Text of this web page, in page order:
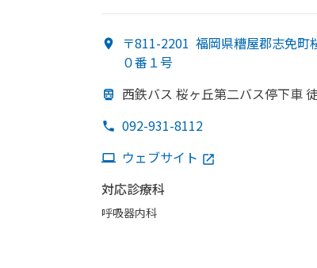
〒811-2201 福岡県糟屋郡志免町
０番１号
西鉄バス 桜ヶ丘第二バス停下車
092-931-8112
ウェブサイト
対応診療科
呼吸器内科